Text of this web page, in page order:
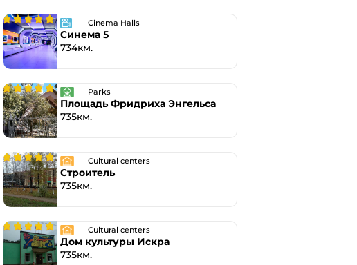
Cinema Halls
Синема 5
734км.
Parks
Площадь Фридриха Энгельса
735км.
Cultural centers
Строитель
735км.
Cultural centers
Дом культуры Искра
735км.